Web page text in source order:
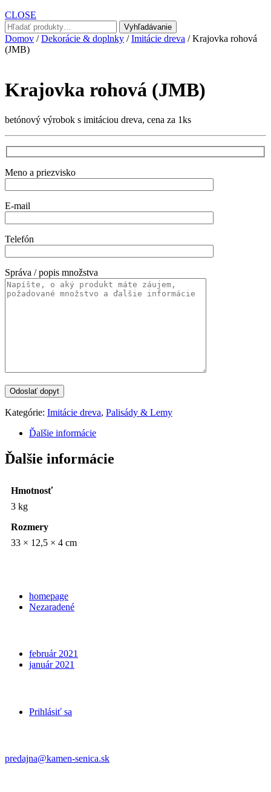
CLOSE
Hľadať:
Vyhľadávanie
Domov /Dekorácie & doplnky /Imitácie dreva / Krajovka rohová
(JMB)
Krajovka rohová (JMB)
betónový výrobok s imitáciou dreva, cena za 1ks
Meno a priezvisko
E-mail
Telefón
Správa / popis množstva
Kategórie: Imitácie dreva, Palisády & Lemy
Ďalšie informácie
Ďalšie informácie
Hmotnosť
3 kg
Rozmery
33 × 12,5 × 4 cm
homepage
Nezaradené
február 2021
január 2021
Prihlásiť sa
predajna@kamen-senica.sk